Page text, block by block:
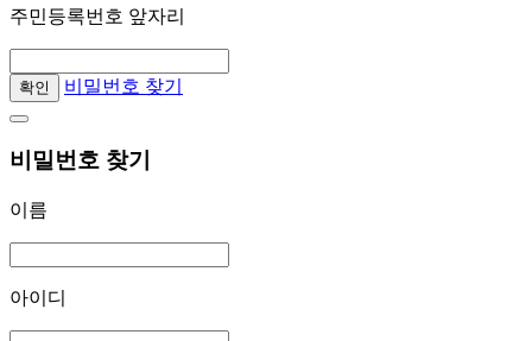
주민등록번호 앞자리
확인 비밀번호 찾기
비밀번호 찾기
이름
아이디